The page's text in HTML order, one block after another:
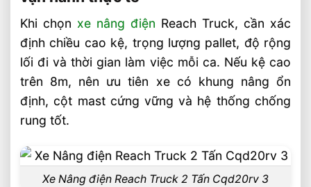
Khi chọn xe nâng điện Reach Truck, cần xác
định chiều cao kệ, trọng lượng pallet, độ rộng
lối đi và thời gian làm việc mỗi ca. Nếu kệ cao
trên 8m, nên ưu tiên xe có khung nâng ổn
định, cột mast cứng vững và hệ thống chống
rung tốt.
Xe Nâng điện Reach Truck 2 Tấn Cqd20rv 3